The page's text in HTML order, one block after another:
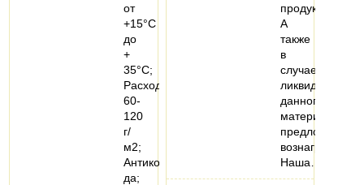
от
+15°С
до
+
35°С;
Расход:
60-
120
г/
м2;
Антикоррозийная:
да;
продукцию.
А
также
в
случае
ликвидности
данного
материала
предложит
Наша…